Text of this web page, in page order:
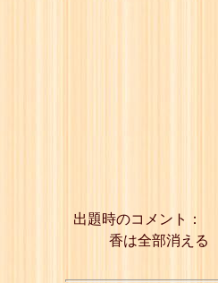
出題時のコメント：
香は全部消え